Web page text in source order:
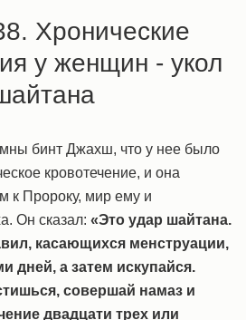
Хронические
у женщин - укол
бинт Джахш, что у нее было
кровотечение, и она
к Пророку, мир ему и
Он сказал: «Это удар шайтана.
касающихся менструации,
дней, а затем искупайся.
совершай намаз и
двадцати трех или